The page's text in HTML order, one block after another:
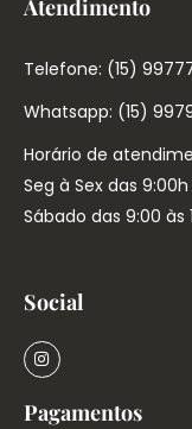
Atendimento
Telefone: (15)
Whatsapp: (15)
Horário de
Seg à Sex das 9:00h
Sábado das 9:00 às
Social
Pagamentos